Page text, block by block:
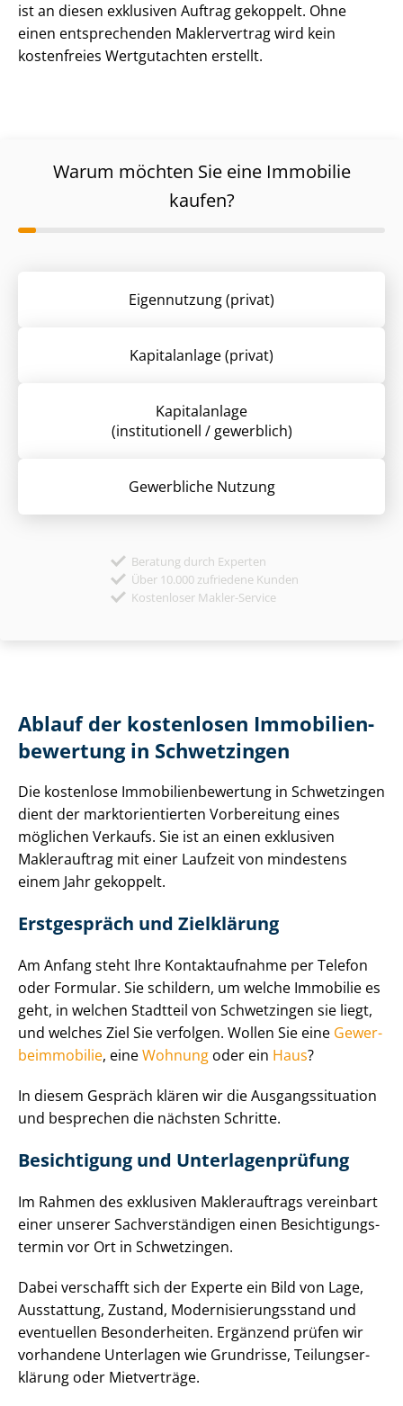
ist an diesen exklusiven Auftrag gekoppelt. Ohne
einen entsprechenden Maklervertrag wird kein
kostenfreies Wertgutachten erstellt.
Warum möchten Sie eine Immobilie
kaufen?
Eigennutzung (privat)
Kapitalanlage (privat)
Kapitalanlage
(institutionell / gewerblich)
Gewerbliche Nutzung
Beratung durch Experten
Über 10.000 zufriedene Kunden
Kostenloser Makler-Service
Ablauf der kostenlosen Im­mo­bi­li­en­
be­wer­tung in Schwetzingen
Die kostenlose Im­mo­bi­li­en­be­wer­tung in Schwetzingen
dient der markt­ori­en­tier­ten Vorbereitung eines
möglichen Verkaufs. Sie ist an einen exklusiven
Maklerauftrag mit einer Laufzeit von mindestens
einem Jahr gekoppelt.
Erstgespräch und Zielklärung
Am Anfang steht Ihre Kontaktaufnahme per Telefon
oder Formular. Sie schildern, um welche Immobilie es
geht, in welchen Stadtteil von Schwetzingen sie liegt,
und welches Ziel Sie verfolgen. Wollen Sie eine Ge­wer­
be­im­mo­bi­lie, eineWohnung oder ein Haus?
In diesem Gespräch klären wir die Aus­gangs­si­tua­ti­on
und besprechen die nächsten Schritte.
Besichtigung und Un­ter­la­gen­prü­fung
Im Rahmen des exklusiven Maklerauftrags vereinbart
einer unserer Sach­ver­stän­di­gen einen Be­sich­ti­gungs­
ter­min vor Ort in Schwetzingen.
Dabei verschafft sich der Experte ein Bild von Lage,
Ausstattung, Zustand, Mo­der­ni­sie­rungs­stand und
eventuellen Besonderheiten. Ergänzend prüfen wir
vorhandene Unterlagen wie Grundrisse, Tei­lungs­er­
klä­rung oder Mietverträge.